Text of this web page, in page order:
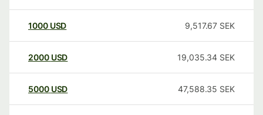
1000 USD 9,517.67 SEK
2000 USD 19,035.34 SEK
5000 USD 47,588.35 SEK